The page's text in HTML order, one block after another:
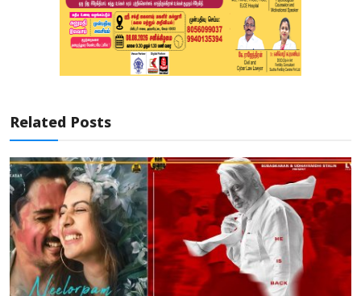
Related Posts